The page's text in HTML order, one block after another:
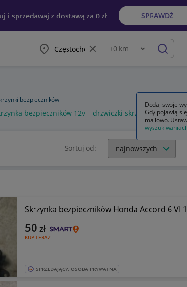
i sprzedawaj z dostawą za 0 zł SPRAWDŹ
Miasto Wyczyść frazę
Odległość
+0 km szukaj
bezpieczników
bezpieczników 12v drzwiczki skrzynki
Sortuj od:
Skrzynka bezpieczników Honda Accord 6 VI
KUP TERAZ
50 zł
SPRZEDAJĄCY: OSOBA PRYWATNA
Dodaj swoje
Gdy pojawią
mailowo.